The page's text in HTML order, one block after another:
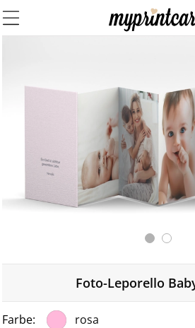
Foto-Leporello
rosa